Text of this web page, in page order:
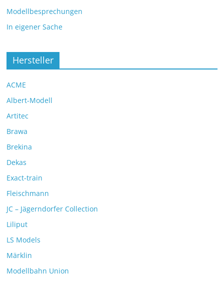
Modellbesprechungen
In eigener Sache
Hersteller
ACME
Albert-Modell
Artitec
Brawa
Brekina
Dekas
Exact-train
Fleischmann
JC – Jägerndorfer Collection
Liliput
LS Models
Märklin
Modellbahn Union